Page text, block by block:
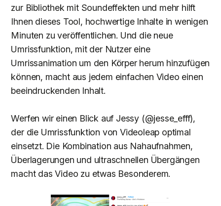
zur Bibliothek mit Soundeffekten und mehr hilft
Ihnen dieses Tool, hochwertige Inhalte in wenigen
Minuten zu veröffentlichen. Und die neue
Umrissfunktion, mit der Nutzer eine
Umrissanimation um den Körper herum hinzufügen
können, macht aus jedem einfachen Video einen
beeindruckenden Inhalt.
Werfen wir einen Blick auf Jessy (@jesse_efff),
der die Umrissfunktion von Videoleap optimal
einsetzt. Die Kombination aus Nahaufnahmen,
Überlagerungen und ultraschnellen Übergängen
macht das Video zu etwas Besonderem.